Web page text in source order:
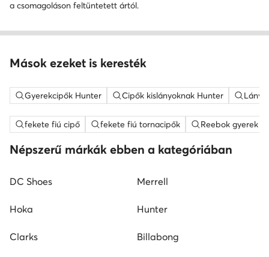
a csomagoláson feltüntetett ártól.
Mások ezeket is keresték
Gyerekcipők Hunter Cipők kislányoknak Hunter Lány
fekete fiú cipő fekete fiú tornacipők Reebok gyerek
Népszerű márkák ebben a kategóriában
DC Shoes Merrell
Hoka Hunter
Clarks Billabong